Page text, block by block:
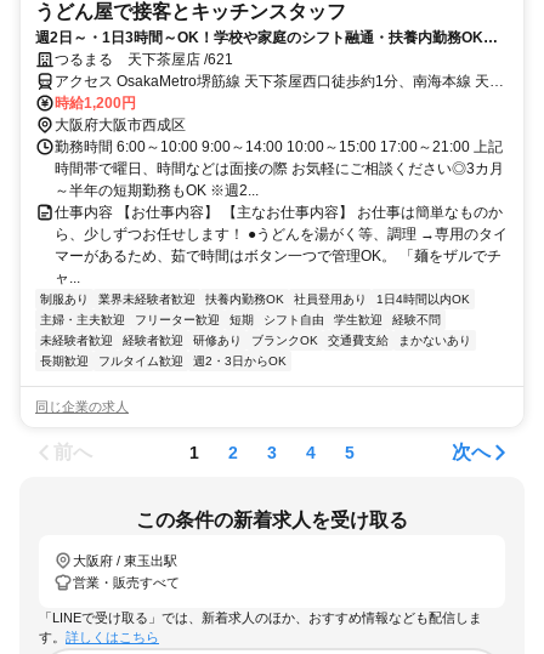
うどん屋で接客とキッチンスタッフ
週2日～・1日3時間～OK！学校や家庭のシフト融通・扶養内勤務OK◎
髪色自由♪3カ月～半年の短期勤務もOK
つるまる 天下茶屋店 /621
アクセス OsakaMetro堺筋線 天下茶屋西口徒歩約1分、南海本線 天下
茶屋西口徒歩約1分、阪堺電気軌道阪堺線 北天下茶屋徒歩約5分
時給1,200円
大阪府大阪市西成区
勤務時間 6:00～10:00 9:00～14:00 10:00～15:00 17:00～21:00 上記
時間帯で曜日、時間などは面接の際 お気軽にご相談ください◎3カ月
～半年の短期勤務もOK ※週2...
仕事内容 【お仕事内容】 【主なお仕事内容】 お仕事は簡単なものか
ら、少しずつお任せします！ ●うどんを湯がく等、調理 →専用のタイ
マーがあるため、茹で時間はボタン一つで管理OK。 「麺をザルでチ
ャ...
制服あり 業界未経験者歓迎 扶養内勤務OK 社員登用あり
1日4時間以内OK
主婦・主夫歓迎
フリーター歓迎 短期 シフト自由 学生歓迎
経験不問
未経験者歓迎
経験者歓迎 研修あり ブランクOK 交通費支給
まかないあり
長期歓迎
フルタイム歓迎 週2・3日からOK
同じ企業の求人
前へ 1 2 3 4 5 次へ
この条件の新着求人を受け取る
大阪府 / 東玉出駅
営業・販売すべて
「LINEで受け取る」では、新着求人のほか、おすすめ情報なども配信しま
す。 詳しくはこちら